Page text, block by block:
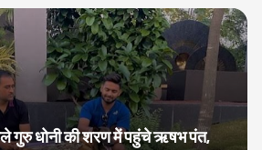
गुरु धोनी की शरण में पहुंचे ऋषभ पंत,